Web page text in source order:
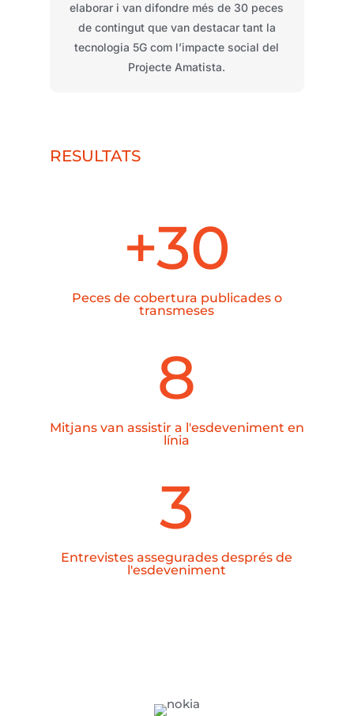
elaborar i vandifondre més de 30 peces
de contingutque van destacar tantla
tecnologia 5Gcom l’impacte social del
Projecte Amatista.
RESULTATS
+30
Peces de cobertura publicades o
transmeses
8
Mitjans van assistir a l'esdeveniment en
línia
3
Entrevistes assegurades després de
l'esdeveniment